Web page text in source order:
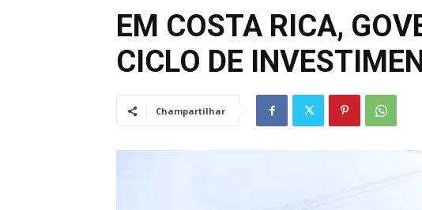
EM COSTA RICA,
CICLO DE
Champartilhar